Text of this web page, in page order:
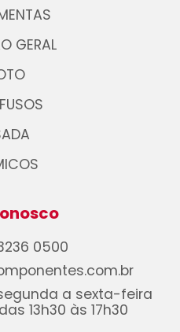
GERAL
0500
a sexta-feira
13h30 às 17h30